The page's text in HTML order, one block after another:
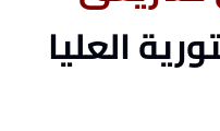
العليا